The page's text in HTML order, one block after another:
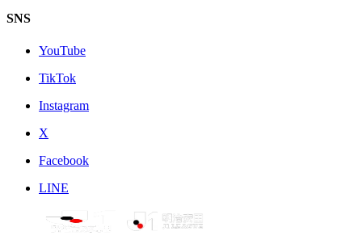
SNS
YouTube
TikTok
Instagram
X
Facebook
LINE